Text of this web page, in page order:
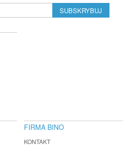
SUBSKRYBUJ
FIRMA BINO
KONTAKT